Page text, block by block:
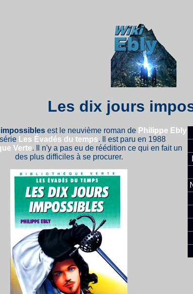
Les dix jours
est le neuvième roman de Philippe Ebly
Les Évadés du temps. Il est paru en 1988
Verte. Il n'y a pas eu de réédition ce qui en fait un
des plus difficiles à se procurer.